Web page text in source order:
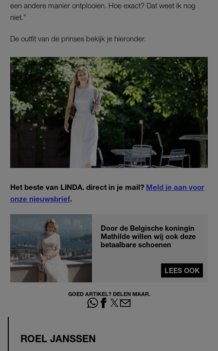
een andere manier ontplooien. Hoe exact? Dat weet ik nog
niet.”
De outfit van de prinses bekijk je hieronder.
Het beste van LINDA. direct in je mail? Meld je aan voor
onze nieuwsbrief.
Door de Belgische koningin
Mathilde willen wij ook deze
betaalbare schoenen
LEES OOK
GOED ARTIKEL? DELEN MAAR.
ROEL JANSSEN